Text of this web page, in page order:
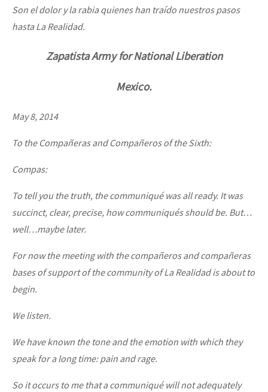
Son el dolor y la rabia quienes han traído nuestros pasos
hasta La Realidad.
Zapatista Army for National Liberation
Mexico.
May 8, 2014
To the Compañeras and Compañeros of the Sixth:
Compas:
To tell you the truth, the communiqué was all ready. It was
succinct, clear, precise, how communiqués should be. But…
well…maybe later.
For now the meeting with the compañeros and compañeras
bases of support of the community of La Realidad is about to
begin.
We listen.
We have known the tone and the emotion with which they
speak for a long time: pain and rage.
So it occurs to me that a communiqué will not adequately